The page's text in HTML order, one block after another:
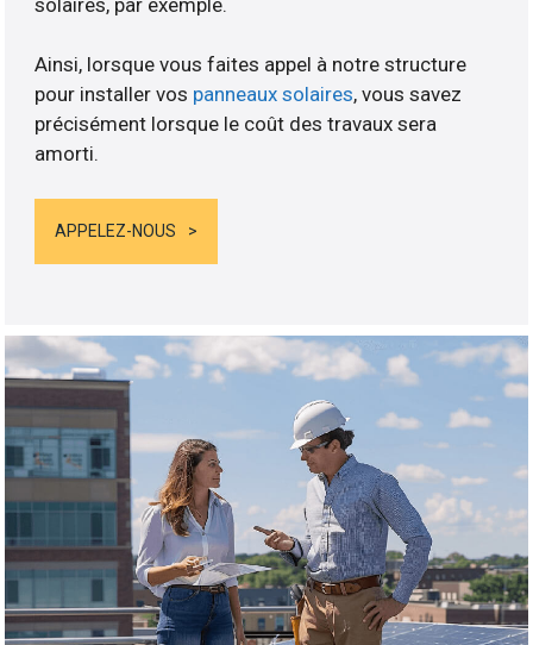
Ainsi, lorsque vous faites appel à notre structure
pour installer vos panneaux solaires, vous savez
précisément lorsque le coût des travaux sera
amorti.
APPELEZ-NOUS